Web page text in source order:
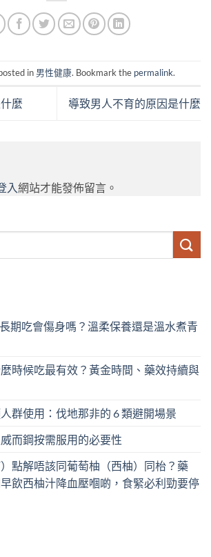
in 男性健康. Bookmark the permalink.
麼 導致男人不育的原因是什麼
入網站才能發佈留言。
期吃會傷身嗎？溫柔保養還是溫水煮青
時候吃最有效？黃金時間、藥效持續與
群使用：伐地那非的 6 類避開場景
而鋼按需服用的必要性
點解唔該同葡萄柚（西柚）同枱？藥
飲西柚汁降血壓嗰啲，食緊必利勁要停